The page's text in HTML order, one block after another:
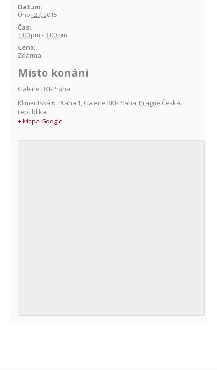
Datum:
Únor 27, 2015
Čas:
1:00 pm - 3:00 pm
Cena:
Zdarma
Místo konání
Galerie BKI-Praha
Klimentská 6, Praha 1, Galerie BKI-Praha, Prague Česká
republika
+ Mapa Google